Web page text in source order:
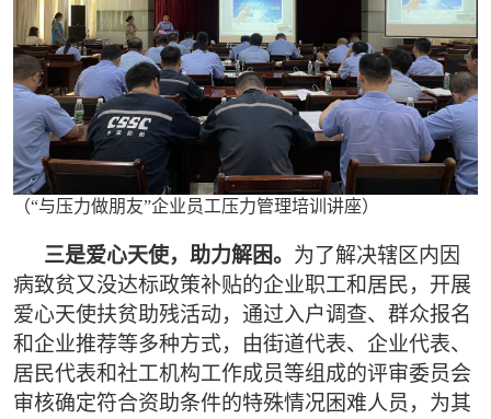
（“与压力做朋友”企业员工压力管理培训讲座）
三是爱心天使，助力解困。 为了解决辖区内因
病致贫又没达标政策补贴的企业职工和居民，开展
爱心天使扶贫助残活动，通过入户调查、群众报名
和企业推荐等多种方式，由街道代表、企业代表、
居民代表和社工机构工作成员等组成的评审委员会
审核确定符合资助条件的特殊情况困难人员，为其